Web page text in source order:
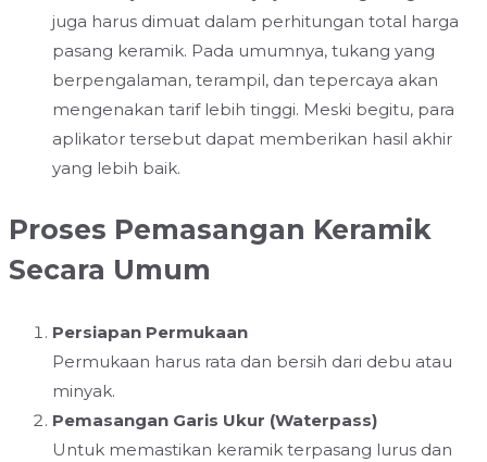
juga harus dimuat dalam perhitungan total harga
pasang keramik. Pada umumnya, tukang yang
berpengalaman, terampil, dan tepercaya akan
mengenakan tarif lebih tinggi. Meski begitu, para
aplikator tersebut dapat memberikan hasil akhir
yang lebih baik.
Proses Pemasangan Keramik
Secara Umum
Persiapan Permukaan
Permukaan harus rata dan bersih dari debu atau
minyak.
Pemasangan Garis Ukur (Waterpass)
Untuk memastikan keramik terpasang lurus dan